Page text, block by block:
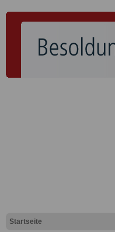
Startseite